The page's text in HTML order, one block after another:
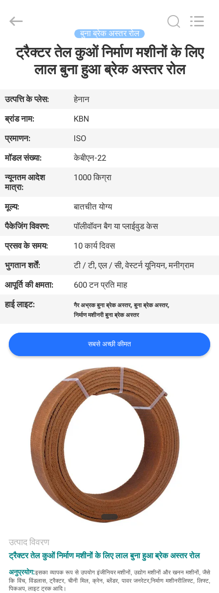
हमारे
बारे
कारखाना
गुणवत्ता
नियंत्रण
संपर्क
करें
उद्धरण
की
साइटमैप
PRIVACY
POLICY
बुना ब्रेक अस्तर रोल
ट्रैक्टर तेल कुओं निर्माण मशीनों के लिए
लाल बुना हुआ ब्रेक अस्तर रोल
उत्पत्ति के प्लेस:
हेनान
ब्रांड नाम:
KBN
प्रमाणन:
ISO
मॉडल संख्या:
केबीएन-22
न्यूनतम आदेश
मात्रा:
1000 किग्रा
मूल्य:
बातचीत योग्य
पैकेजिंग विवरण:
पॉलीवॉवन बैग या प्लाईवुड केस
प्रसव के समय:
10 कार्य दिवस
भुगतान शर्तें:
टी / टी, एल / सी, वेस्टर्न यूनियन, मनीग्राम
आपूर्ति की क्षमता:
600 टन प्रति माह
हाई लाइट:
गैर अभ्रक बुना ब्रेक अस्तर,बुना ब्रेक अस्तर,
निर्माण मशीनरी बुना ब्रेक अस्तर
सबसे अच्छी कीमत
उत्पाद विवरण
ट्रैक्टर तेल कुओं निर्माण मशीनों के लिए लाल बुना हुआ ब्रेक अस्तर रोल
अनुप्रयोग:इसका व्यापक रूप से उपयोग इंजीनियर मशीनों, उद्योग मशीनों और खनन मशीनों, जैसे
कि विंच, विंडलास, ट्रैक्टर, चीनी मिल, क्रेन, ब्लेंडर, पावर जनरेटर,निर्माण मशीनरीलिफ्ट, लिफ्ट,
पिकअप, लाइट ट्रक आदि।